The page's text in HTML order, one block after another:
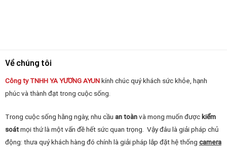
Về chúng tôi
Công ty TNHH YA YƯƠNG AYUNkính chúc quý khách sức khỏe, hạnh
phúc và thành đạt trong cuộc sống.
Trong cuộc sống hằng ngày, nhu cầu an toànvà mong muốn được kiểm
soátmọi thứ là một vấn đề hết sức quan trọng. Vậy đâu là giải pháp chủ
động: thưa quý khách hàng đó chính là giải pháp lắp đặt hệ thống camera